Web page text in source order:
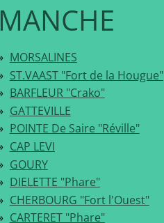
MANCHE
MORSALINES
ST.VAAST "Fort de la Hougue"
BARFLEUR "Crako"
GATTEVILLE
POINTE De Saire "Réville"
CAP LEVI
GOURY
DIELETTE "Phare"
CHERBOURG "Fort l'Ouest"
CARTERET "Phare"